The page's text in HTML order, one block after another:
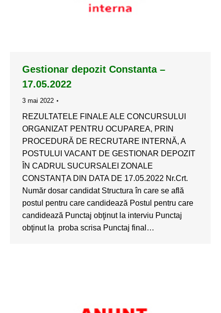
Gestionar depozit Constanta –
17.05.2022
3 mai 2022
REZULTATELE FINALE ALE CONCURSULUI
ORGANIZAT PENTRU OCUPAREA, PRIN
PROCEDURĂ DE RECRUTARE INTERNĂ, A
POSTULUI VACANT DE GESTIONAR DEPOZIT
ÎN CADRUL SUCURSALEI ZONALE
CONSTANȚA DIN DATA DE 17.05.2022 Nr.Crt.
Număr dosar candidat Structura în care se află
postul pentru care candidează Postul pentru care
candidează Punctaj obţinut la interviu Punctaj
obţinut la proba scrisa Punctaj final…